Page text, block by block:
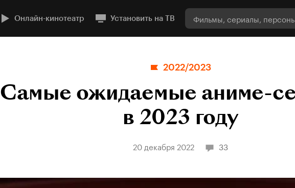
Онлайн-кинотеатр Установить на ТВ
2022/2023
Самые ожидаемые аниме-
в 2023 году
20 декабря 2022 33